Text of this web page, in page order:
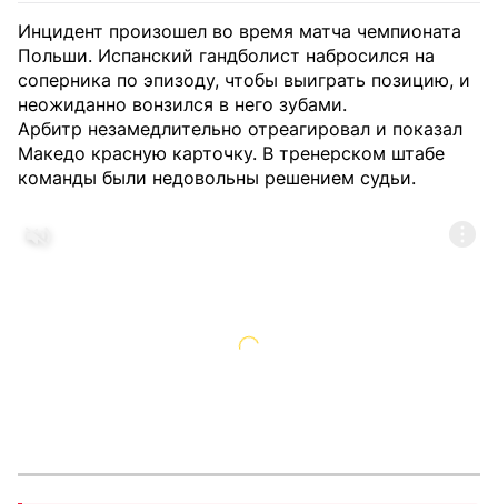
Инцидент произошел во время матча чемпионата
Польши. Испанский гандболист набросился на
соперника по эпизоду, чтобы выиграть позицию, и
неожиданно вонзился в него зубами.
Арбитр незамедлительно отреагировал и показал
Македо красную карточку. В тренерском штабе
команды были недовольны решением судьи.